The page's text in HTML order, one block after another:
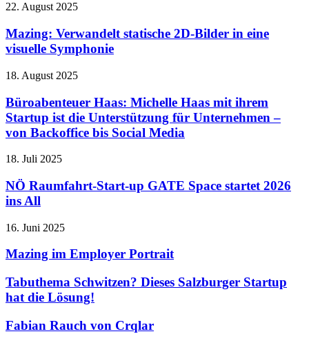
22. August 2025
Mazing: Verwandelt statische 2D-Bilder in eine
visuelle Symphonie
18. August 2025
Büroabenteuer Haas: Michelle Haas mit ihrem
Startup ist die Unterstützung für Unternehmen –
von Backoffice bis Social Media
18. Juli 2025
NÖ Raumfahrt-Start-up GATE Space startet 2026
ins All
16. Juni 2025
Mazing im Employer Portrait
Tabuthema Schwitzen? Dieses Salzburger Startup
hat die Lösung!
Fabian Rauch von Crqlar